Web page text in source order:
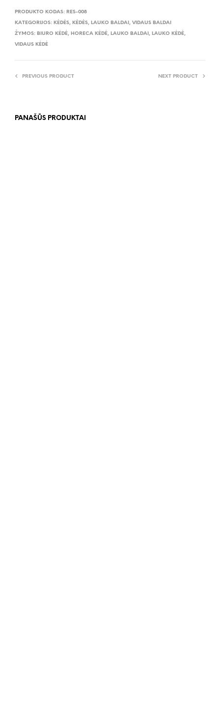
PRODUKTO KODAS: RES-008
KATEGORIJOS: KĖDĖS, KĖDĖS, LAUKO BALDAI , VIDAUS BALDAI
ŽYMOS: BIURO KĖDĖ, HORECA KĖDĖ, LAUKO BALDAI , LAUKO KĖDĖ,
VIDAUS KĖDĖ
PREVIOUS PRODUCT NEXT PRODUCT
PANAŠŪS PRODUKTAI